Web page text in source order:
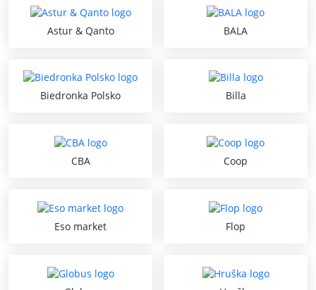
Astur & Qanto BALA
Biedronka Polsko Billa
CBA Coop
Eso market Flop